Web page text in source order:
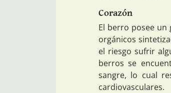
Corazón
El berro posee un
orgánicos
el riesgo sufrir
berros se
sangre, lo cual
cardiovasculares.